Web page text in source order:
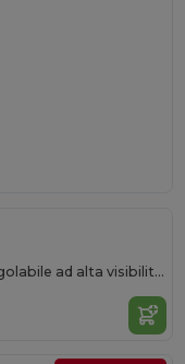
YUMA Polsino autoregolabile ad alta visibilità in PVC